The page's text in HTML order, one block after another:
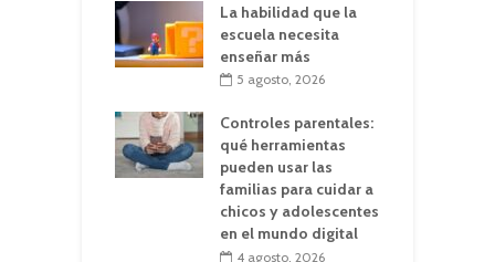
La habilidad que la
escuela necesita
enseñar más
5 agosto, 2026
Controles parentales:
qué herramientas
pueden usar las
familias para cuidar a
chicos y adolescentes
en el mundo digital
4 agosto, 2026